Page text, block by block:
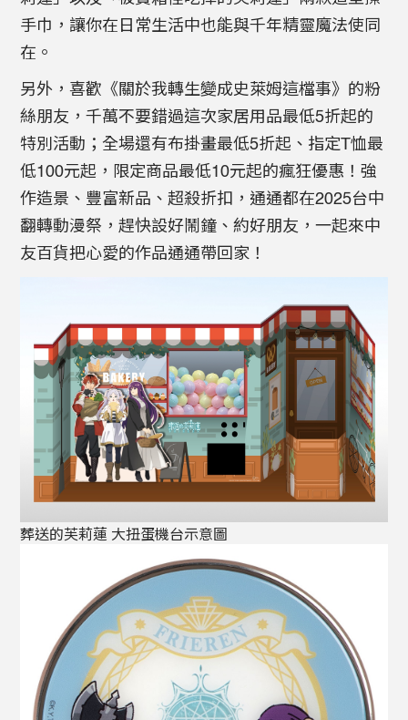
手巾，讓你在日常生活中也能與千年精靈魔法使同
在。
另外，喜歡《關於我轉生變成史萊姆這檔事》的粉
絲朋友，千萬不要錯過這次家居用品最低5折起的
特別活動；全場還有布掛畫最低5折起、指定T恤最
低100元起，限定商品最低10元起的瘋狂優惠！強
作造景、豐富新品、超殺折扣，通通都在2025台中
翻轉動漫祭，趕快設好鬧鐘、約好朋友，一起來中
友百貨把心愛的作品通通帶回家！
葬送的芙莉蓮 大扭蛋機台示意圖